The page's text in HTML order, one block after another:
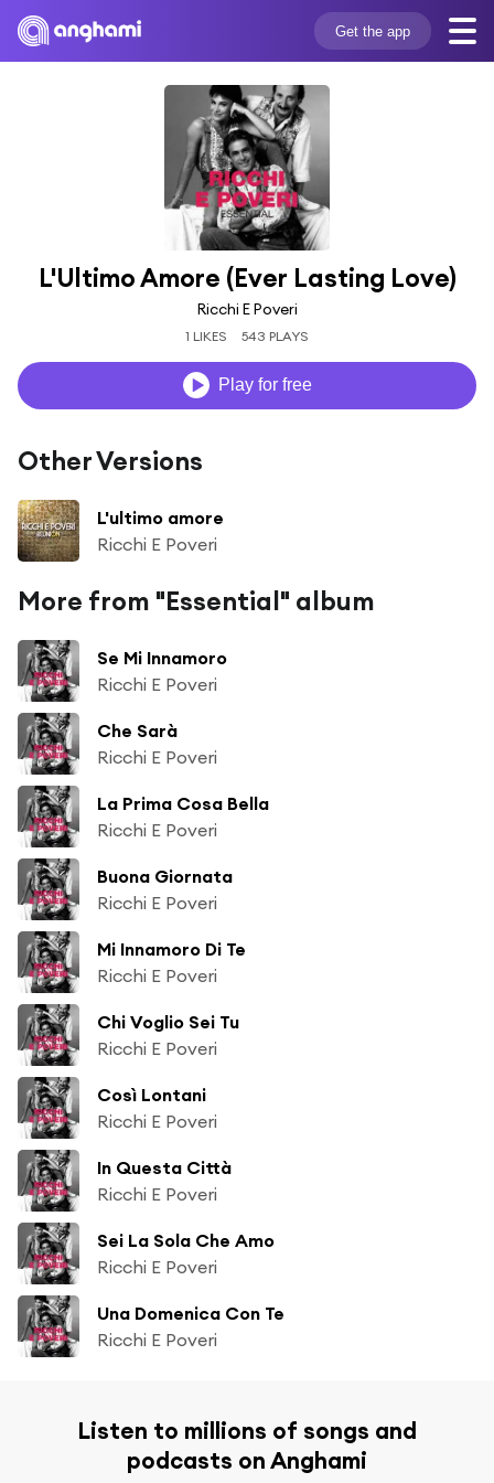
Get the app
L'Ultimo Amore (Ever Lasting Love)
Ricchi E Poveri
1 LIKES 543 PLAYS
Play for free
Other Versions
L'ultimo amore
Ricchi E Poveri
More from "Essential" album
Se Mi Innamoro
Ricchi E Poveri
Che Sarà
Ricchi E Poveri
La Prima Cosa Bella
Ricchi E Poveri
Buona Giornata
Ricchi E Poveri
Mi Innamoro Di Te
Ricchi E Poveri
Chi Voglio Sei Tu
Ricchi E Poveri
Così Lontani
Ricchi E Poveri
In Questa Città
Ricchi E Poveri
Sei La Sola Che Amo
Ricchi E Poveri
Una Domenica Con Te
Ricchi E Poveri
Listen to millions of songs and
podcasts on Anghami